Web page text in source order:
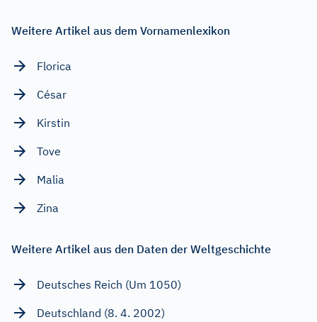
Weitere Artikel aus dem Vornamenlexikon
Florica
César
Kirstin
Tove
Malia
Zina
Weitere Artikel aus den Daten der Weltgeschichte
Deutsches Reich (Um 1050)
Deutschland (8. 4. 2002)